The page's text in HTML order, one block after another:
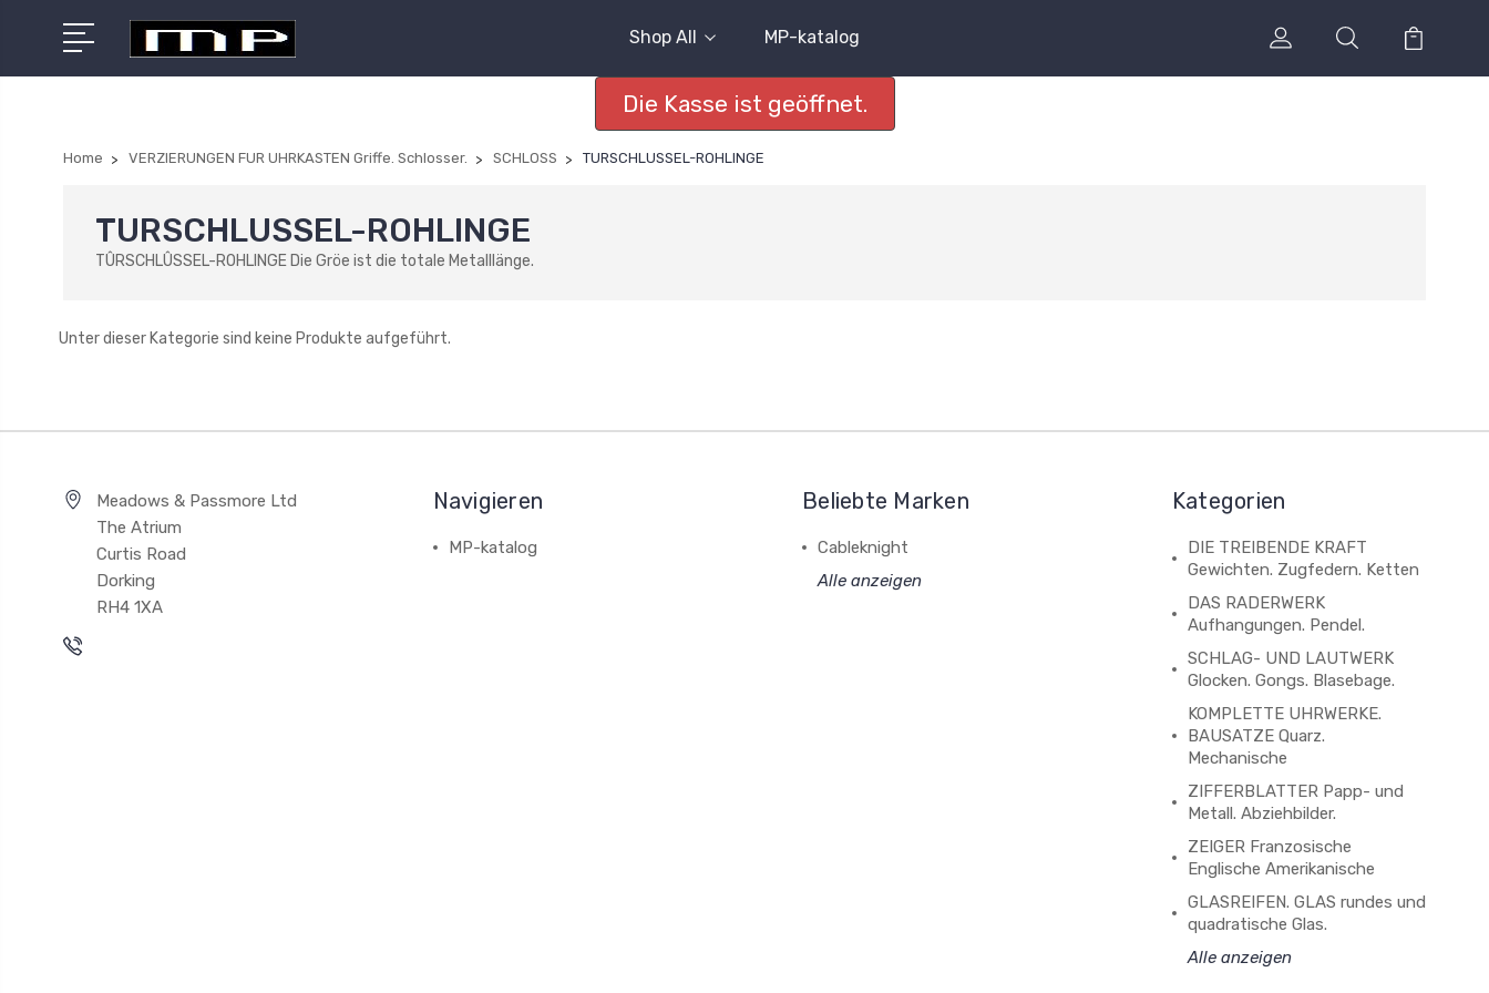
Shop All MP-katalog
Die Kasse ist geöffnet.
Home VERZIERUNGEN FUR UHRKASTEN Griffe. Schlosser. SCHLOSS TURSCHLUSSEL-ROHLINGE
TURSCHLUSSEL-ROHLINGE
TÛRSCHLÛSSEL-ROHLINGE Die Gröe ist die totale Metalllänge.
Unter dieser Kategorie sind keine Produkte aufgeführt.
Meadows & Passmore Ltd
The Atrium
Curtis Road
Dorking
RH4 1XA
Navigieren
MP-katalog
Beliebte Marken
Cableknight
Alle anzeigen
Kategorien
DIE TREIBENDE KRAFT
Gewichten. Zugfedern. Ketten
DAS RADERWERK
Aufhangungen. Pendel.
SCHLAG- UND LAUTWERK
Glocken. Gongs. Blasebage.
KOMPLETTE UHRWERKE.
BAUSATZE Quarz.
Mechanische
ZIFFERBLATTER Papp- und
Metall. Abziehbilder.
ZEIGER Franzosische
Englische Amerikanische
GLASREIFEN. GLAS rundes und
quadratische Glas.
Alle anzeigen